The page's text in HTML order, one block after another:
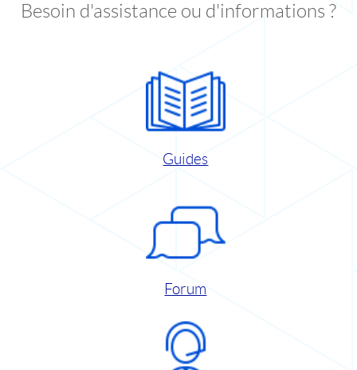
Besoin d'assistance ou d'informations ?
Guides
Forum